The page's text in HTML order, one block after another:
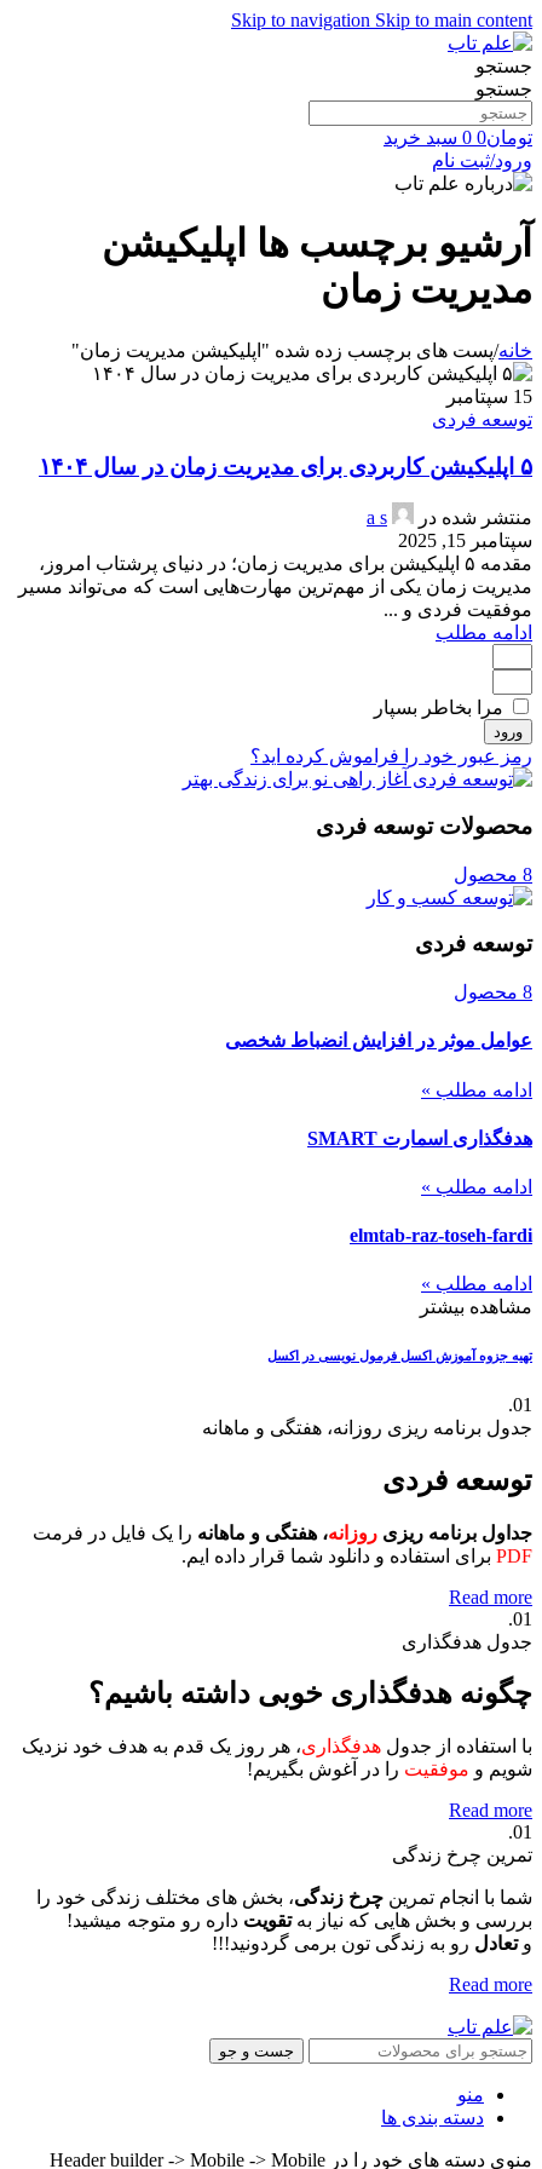
Skip to navigation Skip to main content
جستجو
جستجو
تومان0
0 سبد خرید
ورود/ثبت نام
آرشیو برچسب ها اپلیکیشن
مدیریت زمان
خانه/پست های برچسب زده شده "اپلیکیشن مدیریت زمان"
15 سپتامبر
توسعه فردی
۵ اپلیکیشن کاربردی برای مدیریت زمان در سال ۱۴۰۴
منتشر شده در
a s
سپتامبر 15, 2025
مقدمه ۵ اپلیکیشن برای مدیریت زمان؛ در دنیای پرشتاب امروز،
مدیریت زمان یکی از مهم‌ترین مهارت‌هایی است که می‌تواند مسیر
موفقیت فردی و ...
ادامه مطلب
مرا بخاطر بسپار
ورود
رمز عبور خود را فراموش کرده اید؟
محصولات توسعه فردی
8 محصول
توسعه فردی
8 محصول
عوامل موثر در افزایش انضباط شخصی
ادامه مطلب »
هدفگذاری اسمارت SMART
ادامه مطلب »
elmtab-raz-toseh-fardi
ادامه مطلب »
مشاهده بیشتر
تهیه جزوه آموزش اکسل فرمول نویسی در اکسل
01.
جدول برنامه ریزی روزانه، هفتگی و ماهانه
توسعه فردی
جداول برنامه ریزی روزانه، هفتگی و ماهانه را یک فایل در فرمت
PDF برای استفاده و دانلود شما قرار داده ایم.
Read more
01.
جدول هدفگذاری
چگونه هدفگذاری خوبی داشته باشیم؟
با استفاده از جدول هدفگذاری، هر روز یک قدم به هدف خود نزدیک
شویم و موفقیت را در آغوش بگیریم!
Read more
01.
تمرین چرخ زندگی
شما با انجام تمرین چرخ زندگی، بخش های مختلف زندگی خود را
بررسی و بخش هایی که نیاز بهتقویت داره رو متوجه میشید!
وتعادل رو به زندگی تون برمی گردونید!!!
Read more
جست و جو
منو
دسته بندی ها
منوی دسته های خود را در Header builder -> Mobile -> Mobile